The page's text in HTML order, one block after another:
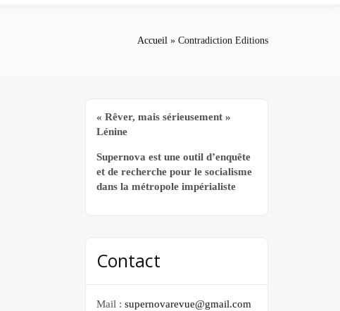
Accueil Contradiction Editions
« Rêver, mais sérieusement »
Lénine
Supernova est une outil d’enquête
et de recherche pour le socialisme
dans la métropole impérialiste
Contact
Mail : supernovarevue@gmail.com